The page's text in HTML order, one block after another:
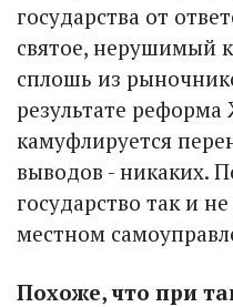
государства от
святое, нерушимый
сплошь из
результате
камуфлируется
выводов - никаких.
государство так и
местном
Похоже, что при